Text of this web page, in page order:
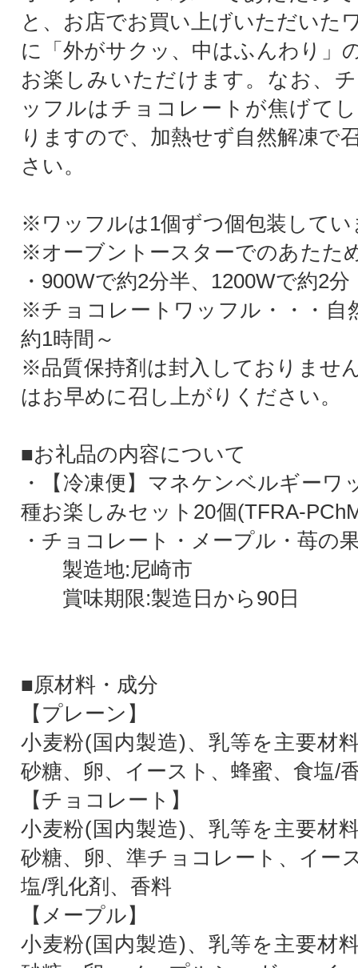
と、お店でお買い上げいただいた
に「外がサクッ、中はふんわり」
お楽しみいただけます。なお、
ッフルはチョコレートが焦げて
りますので、加熱せず自然解凍で
さい。
※ワッフルは1個ずつ個包装してい
※オーブントースターでのあたた
・900Wで約2分半、1200Wで約2分
※チョコレートワッフル・・・自
約1時間～
※品質保持剤は封入しておりませ
はお早めに召し上がりください。
■お礼品の内容について
・【冷凍便】マネケンベルギーワ
種お楽しみセット20個(TFRA-
・チョコレート・メープル・苺の
製造地:尼崎市
賞味期限:製造日から90日
■原材料・成分
【プレーン】
小麦粉(国内製造)、乳等を主要材
砂糖、卵、イースト、蜂蜜、食塩/
【チョコレート】
小麦粉(国内製造)、乳等を主要材
砂糖、卵、準チョコレート、イー
塩/乳化剤、香料
【メープル】
小麦粉(国内製造)、乳等を主要材